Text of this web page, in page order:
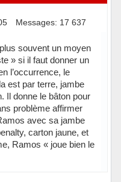
Messages: 17 637
souvent un moyen
» si il faut donner un
l’occurrence, le
est par terre, jambe
Il donne le bâton pour
problème affirmer
avec sa jambe
carton jaune, et
Ramos « joue bien le